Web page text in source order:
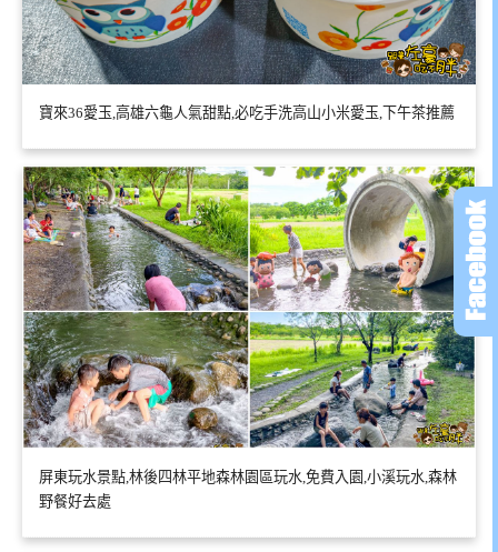
寶來36愛玉,高雄六龜人氣甜點,必吃手洗高山小米愛玉,下午茶推薦
屏東玩水景點,林後四林平地森林園區玩水,免費入園,小溪玩水,森林
野餐好去處